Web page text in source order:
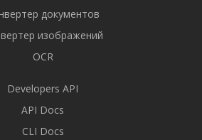
документов
изображений
OCR
Developers API
API Docs
CLI Docs